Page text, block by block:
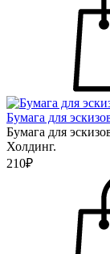
Бумага для
Бумага для
Холдинг.
210₽